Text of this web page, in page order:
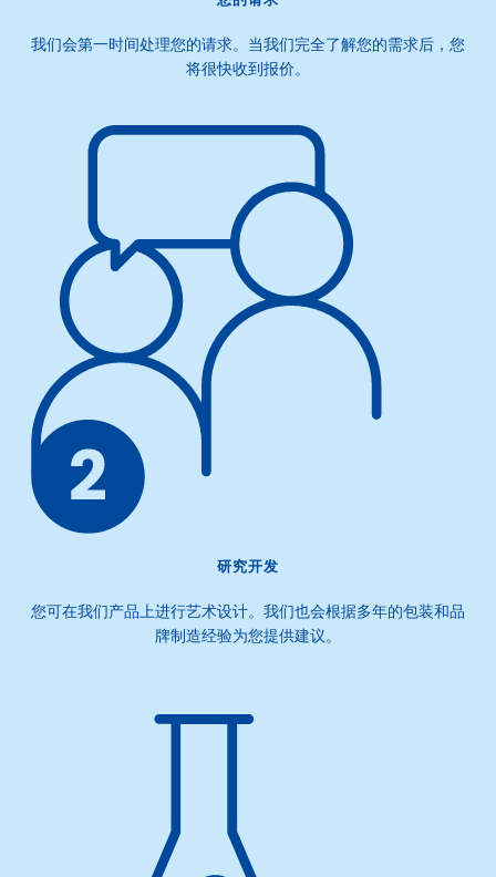
我们会第一时间处理您的请求。当我们完全了解您的需求后，您
将很快收到报价。
研究开发
您可在我们产品上进行艺术设计。我们也会根据多年的包装和品
牌制造经验为您提供建议。